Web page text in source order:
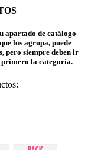
apartado de catálogo
los agrupa, puede
pero siempre deben ir
primero la categoría.